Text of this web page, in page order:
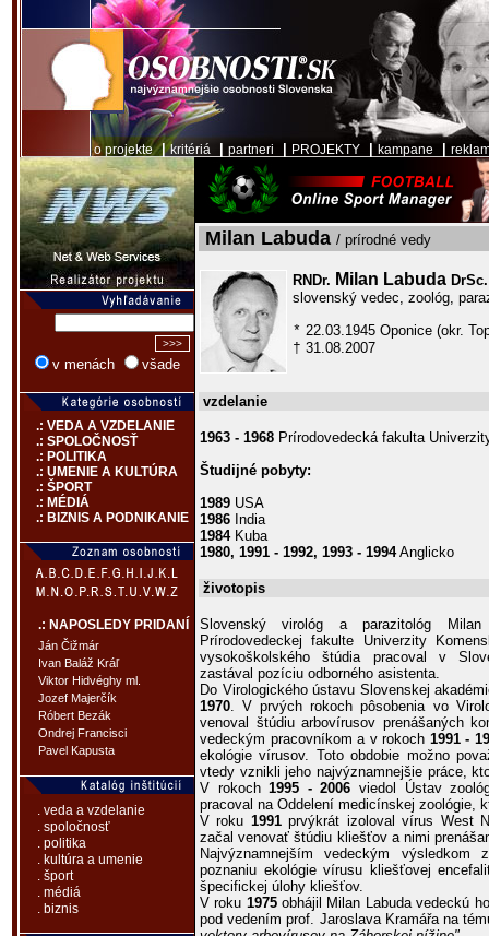
o projekte|kritériá partneri PROJEKTY kampane
v menách všade
.: VEDA A VZDELANIE
.: SPOLOČNOSŤ
.: POLITIKA
.: UMENIE A KULTÚRA
.: ŠPORT
.: MÉDIÁ
.: BIZNIS A PODNIKANIE
.: NAPOSLEDY PRIDANÍ
Ján Čižmár
Ivan Baláž Kráľ
Viktor Hidvéghy ml.
Jozef Majerčík
Róbert Bezák
Ondrej Francisci
Pavel Kapusta
. veda a vzdelanie
. spoločnosť
. politika
. kultúra a umenie
. šport
. médiá
. biznis
Milan Labuda / prírodné vedy
RNDr. Milan Labuda DrSc.
slovenský vedec, zoológ,
* 22.03.1945 Oponice (okr.
† 31.08.2007
vzdelanie
1963 - 1968 Prírodovedecká fakulta
Študijné pobyty:
1989 USA
1986 India
1984Kuba
1980, 1991 - 1992, 1993 - 1994Anglicko
životopis
Slovenský virológ a parazitológ
Prírodovedeckej fakulte Univerzity
vysokoškolského štúdia pracoval v
zastával pozíciu odborného asistenta.
Do Virologického ústavu Slovenskej
1970. V prvých rokoch pôsobenia vo
venoval štúdiu arbovírusov prenášaných
vedeckým pracovníkom a v rokoch 1991 -
ekológie vírusov. Toto obdobie možno
vtedy vznikli jeho najvýznamnejšie práce,
V rokoch1995 - 2006 viedol Ústav
pracoval na Oddelení medicínskej zoológie,
V roku 1991prvýkrát izoloval vírus West
začal venovať štúdiu kliešťov a nimi
Najvýznamnejším vedeckým
poznaniu ekológie vírusu kliešťovej
špecifickej úlohy kliešťov.
V roku 1975obhájil Milan Labuda vedeckú
pod vedením prof. Jaroslava Kramářa na